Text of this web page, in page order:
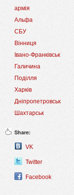
армія
Альфа
СБУ
Вінниця
Івано-Франківськ
Галичина
Поділля
Харків
Дніпропетровськ
Шахтарськ
Share:
VK
Twitter
Facebook